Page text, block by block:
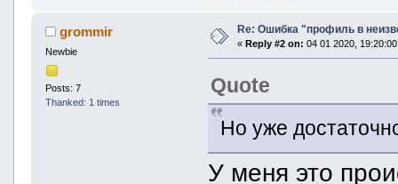
grommir
Newbie
Posts: 7
Thanked: 1 times
Re: Ошибка "профиль в
« Reply #2 on: 04 01 2020,
Quote
Но уже
У меня это